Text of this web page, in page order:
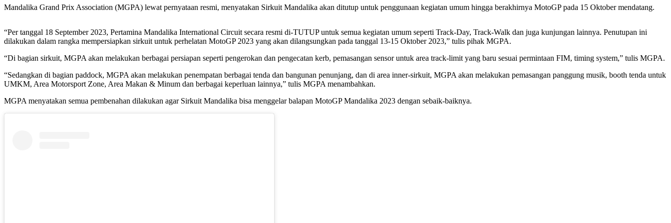
Mandalika Grand Prix Association (MGPA) lewat pernyataan resmi, menyatakan Sirkuit Mandalika akan ditutup untuk penggunaan kegiatan umum hingga berakhirnya MotoGP pada 15 Oktober mendatang.
“Per tanggal 18 September 2023, Pertamina Mandalika International Circuit secara resmi di-TUTUP untuk semua kegiatan umum seperti Track-Day, Track-Walk dan juga kunjungan lainnya. Penutupan ini
dilakukan dalam rangka mempersiapkan sirkuit untuk perhelatan MotoGP 2023 yang akan dilangsungkan pada tanggal 13-15 Oktober 2023,” tulis pihak MGPA.
“Di bagian sirkuit, MGPA akan melakukan berbagai persiapan seperti pengerokan dan pengecatan kerb, pemasangan sensor untuk area track-limit yang baru sesuai permintaan FIM, timing system,” tulis MGPA.
“Sedangkan di bagian paddock, MGPA akan melakukan penempatan berbagai tenda dan bangunan penunjang, dan di area inner-sirkuit, MGPA akan melakukan pemasangan panggung musik, booth tenda untuk
UMKM, Area Motorsport Zone, Area Makan & Minum dan berbagai keperluan lainnya,” tulis MGPA menambahkan.
MGPA menyatakan semua pembenahan dilakukan agar Sirkuit Mandalika bisa menggelar balapan MotoGP Mandalika 2023 dengan sebaik-baiknya.